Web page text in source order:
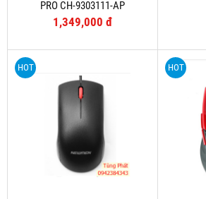
PRO CH-9303111-AP
1,349,000 đ
HOT HOT